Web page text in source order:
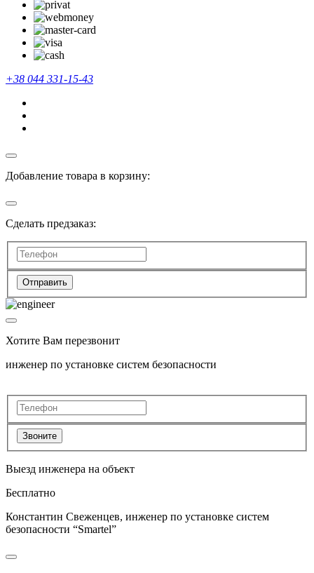
+38 044 331-15-43
Добавление товара в корзину:
Сделать предзаказ:
Отправить
Хотите Вам перезвонит
инженер по установке систем безопасности
Звоните
Выезд инженера на объект
Бесплатно
Константин Свеженцев, инженер по установке систем
безопасности “Smartel”